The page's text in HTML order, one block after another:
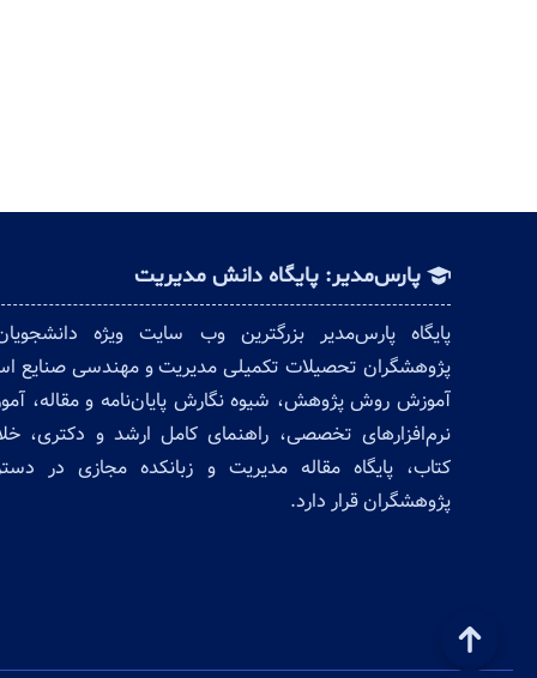
پارس‌مدیر: پایگاه دانش مدیریت
پایگاه پارس‌مدیر بزرگترین وب سایت ویژه
پژوهشگران تحصیلات تکمیلی مدیریت و مهندسی صنایع
آموزش روش پژوهش، شیوه نگارش پایان‌نامه و مقاله،
نرم‌افزارهای تخصصی، راهنمای کامل ارشد و دکتری،
کتاب، پایگاه مقاله مدیریت و زبانکده مجازی در
پژوهشگران قرار دارد.